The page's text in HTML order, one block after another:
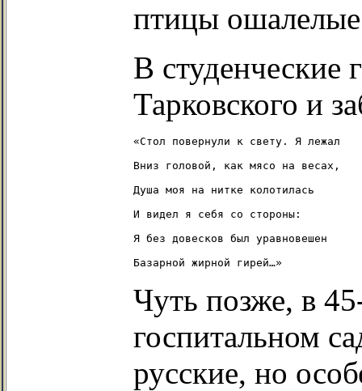
птицы
В студенческие
Тарковского и
«Стол повернули к свету. Я лежал
Вниз головой, как мясо на весах,
Душа моя на нитке колотилась
И видел я себя со стороны:
Я без довесков был уравновешен
Чуть позже, в
госпитальном
русские, но